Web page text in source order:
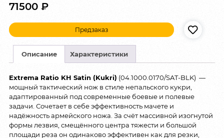
71500 ₽
Предзаказ
Описание Характеристики
Extrema Ratio KH Satin (Kukri) (04.1000.0170/SAT-BLK) —
мощный тактический нож в стиле непальского кукри,
адаптированный под современные боевые и полевые
задачи. Сочетает в себе эффективность мачете и
надёжность армейского ножа. За счёт массивной изогнутой
формы лезвия, смещённого центра тяжести и большой
площади реза он одинаково эффективен как для резки,